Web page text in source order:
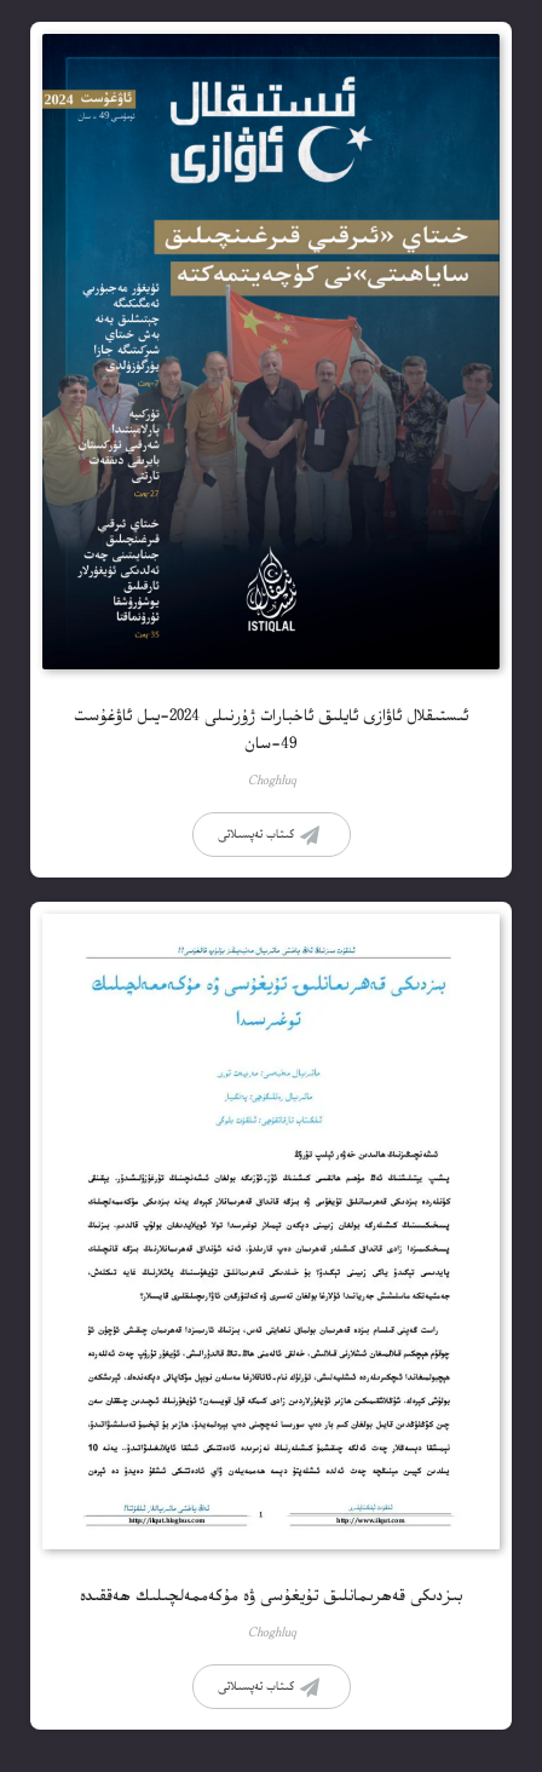
ئىستىقلال ئاۋازى ئايلىق ئاخبارات ژۇرنىلى 2024-يىل ئاۋغۇست
49-سان
Choghluq
كىتاب تەپسىلاتى
بىزدىكى قەھرىمانلىق تۇيغۇسى ۋە مۇكەممەلچىلىك ھەققىدە
Choghluq
كىتاب تەپسىلاتى